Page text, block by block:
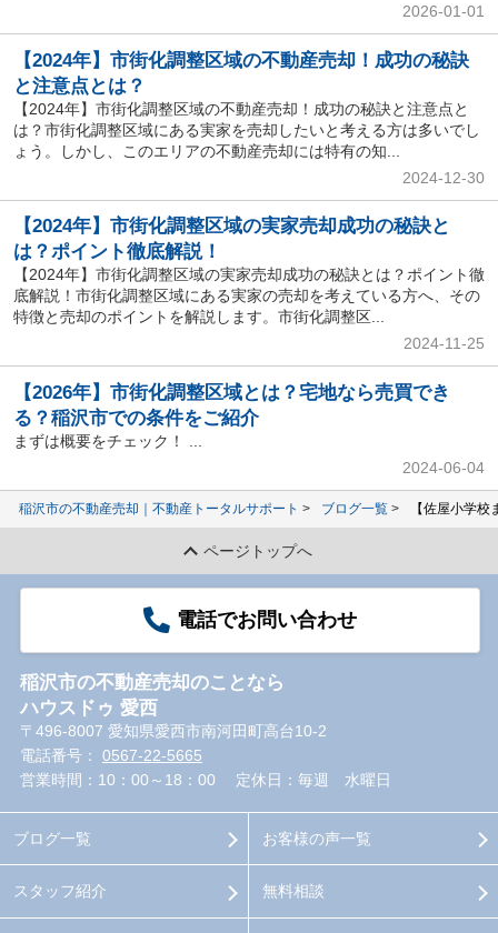
2026-01-01
【2024年】市街化調整区域の不動産売却！成功の秘訣
と注意点とは？
【2024年】市街化調整区域の不動産売却！成功の秘訣と注意点と
は？市街化調整区域にある実家を売却したいと考える方は多いでし
ょう。しかし、このエリアの不動産売却には特有の知...
2024-12-30
【2024年】市街化調整区域の実家売却成功の秘訣と
は？ポイント徹底解説！
【2024年】市街化調整区域の実家売却成功の秘訣とは？ポイント徹
底解説！市街化調整区域にある実家の売却を考えている方へ、その
特徴と売却のポイントを解説します。市街化調整区...
2024-11-25
【2026年】市街化調整区域とは？宅地なら売買でき
る？稲沢市での条件をご紹介
まずは概要をチェック！ ...
2024-06-04
稲沢市の不動産売却｜不動産トータルサポート ブログ一覧 【佐屋小学
ページトップへ
電話でお問い合わせ
稲沢市の不動産売却のことなら
ハウスドゥ 愛西
〒496-8007 愛知県愛西市南河田町高台10-2
電話番号： 0567-22-5665
営業時間：10：00～18：00
定休日：毎週 水曜日
ブログ一覧
スタッフ紹介
お客様の声一覧
無料相談